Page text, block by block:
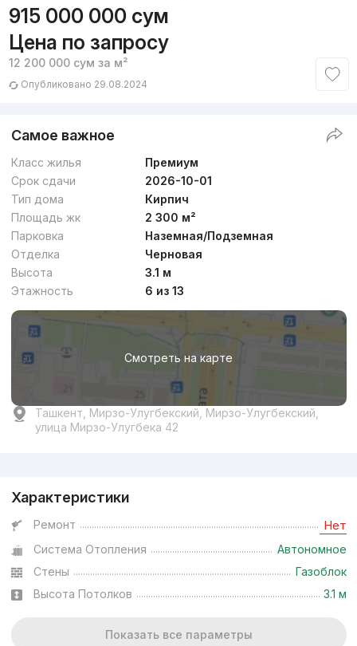
915 000 000 сум
Цена по запросу
12 200 000 сум за м²
Опубликовано 29.08.2024
Самое важное
Класс жилья
Премиум
Срок сдачи
2026-10-01
Тип дома
Кирпич
Площадь жк
2 300 м²
Парковка
Наземная/Подземная
Отделка
Черновая
Высота
3.1 м
Этажность
6 из 13
Смотреть на карте
Ташкент, Мирзо-Улугбекский, Мирзо-Улугбекский,
улица Мирзо-Улугбека 42
Характеристики
Ремонт Нет
Система Отопления
Автономное
Стены
Газоблок
Высота Потолков
3.1 м
Показать все параметры